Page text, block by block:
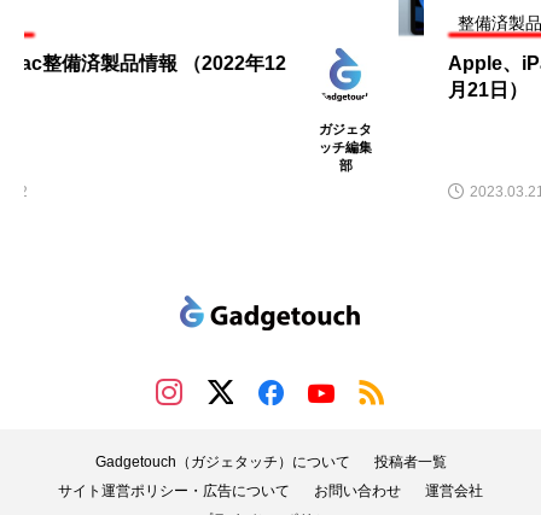
Apple、iPad整備済製品情報 （2023年3
Gadgetouch（ガジェタッチ）について
投稿者一覧
サイト運営ポリシー・広告について
お問い合わせ
運営会社